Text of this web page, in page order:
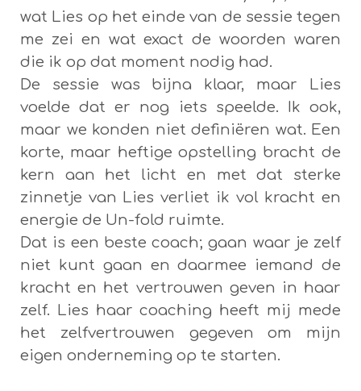
wat Lies op het einde van de sessie tegen
me zei en wat exact de woorden waren
die ik op dat moment nodig had.
De sessie was bijna klaar, maar Lies
voelde dat er nog iets speelde. Ik ook,
maar we konden niet definiëren wat. Een
korte, maar heftige opstelling bracht de
kern aan het licht en met dat sterke
zinnetje van Lies verliet ik vol kracht en
energie de Un-fold ruimte.
Dat is een beste coach; gaan waar je zelf
niet kunt gaan en daarmee iemand de
kracht en het vertrouwen geven in haar
zelf. Lies haar coaching heeft mij mede
het zelfvertrouwen gegeven om mijn
eigen onderneming op te starten.